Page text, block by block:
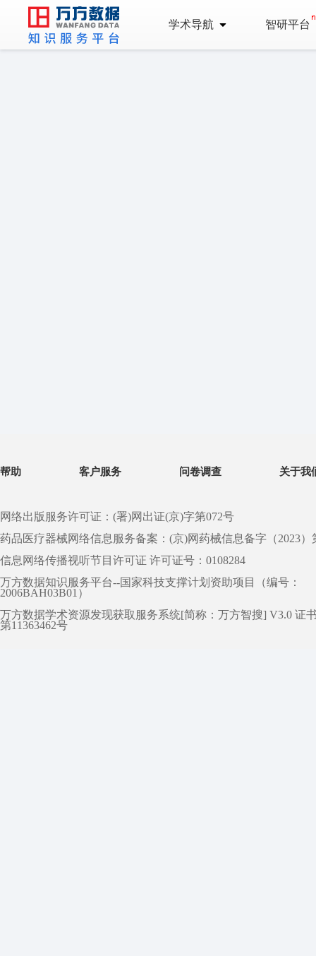
学术导航 智研平台
帮助 客户服务 问卷调查 关于我
网络出版服务许可证：(署)网出证(京)字第072号
药品医疗器械网络信息服务备案：(京)网药械信息备字（2023）
信息网络传播视听节目许可证 许可证号：0108284
万方数据知识服务平台--国家科技支撑计划资助项目（编号：
2006BAH03B01）
万方数据学术资源发现获取服务系统[简称：万方智搜] V3.0 证
第11363462号